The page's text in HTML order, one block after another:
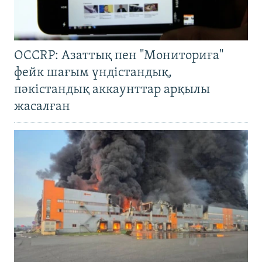
OCCRP: Азаттық пен "Мониториға"
фейк шағым үндістандық,
пәкістандық аккаунттар арқылы
жасалған